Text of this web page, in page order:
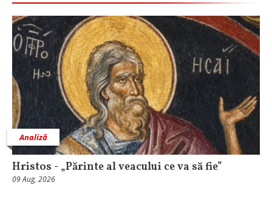
Analiză
Hristos - „Părinte al veacului ce va să fie”
09 Aug, 2026